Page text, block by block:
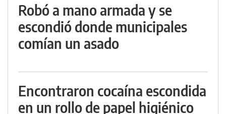
Robó a mano armada y se
escondió donde municipales
comían un asado
Encontraron cocaína escondida
en un rollo de papel higiénico